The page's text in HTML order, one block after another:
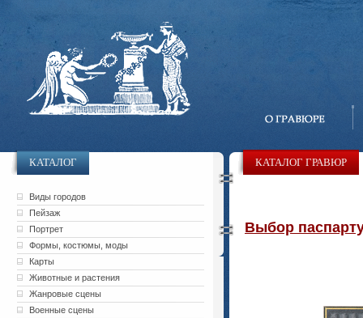
КАТАЛОГ
Виды городов
Пейзаж
Портрет
Формы, костюмы, моды
Карты
Животные и растения
Жанровые сцены
Военные сцены
КАТАЛОГ ГРАВЮР
Выбор